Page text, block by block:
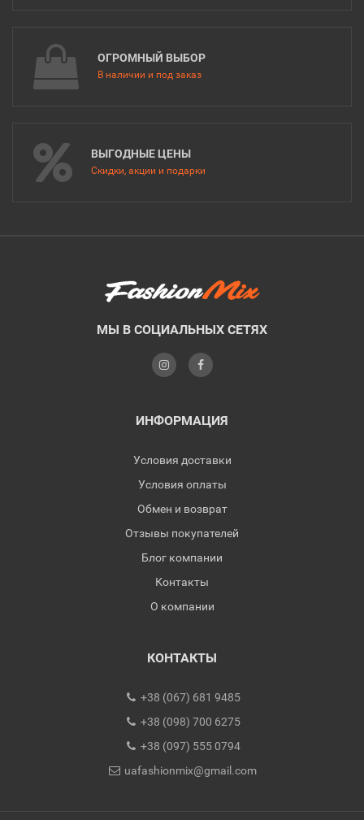
ОГРОМНЫЙ ВЫБОР
В наличии и под заказ
ВЫГОДНЫЕ ЦЕНЫ
Скидки, акции и подарки
МЫ В СОЦИАЛЬНЫХ СЕТЯХ
ИНФОРМАЦИЯ
Условия доставки
Условия оплаты
Обмен и возврат
Отзывы покупателей
Блог компании
Контакты
О компании
КОНТАКТЫ
+38 (067) 681 9485
+38 (098) 700 6275
+38 (097) 555 0794
uafashionmix@gmail.com